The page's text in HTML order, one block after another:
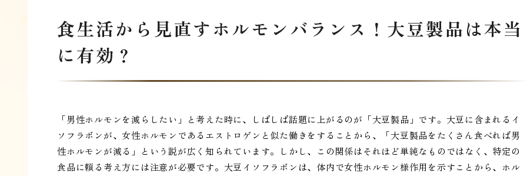
食生活から見直すホルモンバランス！大豆製品は本当
に有効？
「男性ホルモンを減らしたい」と考えた時に、しばしば話題に上がるのが「大豆製品」です。大豆に含まれるイ
ソフラボンが、女性ホルモンであるエストロゲンと似た働きをすることから、「大豆製品をたくさん食べれば男
性ホルモンが減る」という説が広く知られています。しかし、この関係はそれほど単純なものではなく、特定の
食品に頼る考え方には注意が必要です。大豆イソフラボンは、体内で女性ホルモン様作用を示すことから、ホル